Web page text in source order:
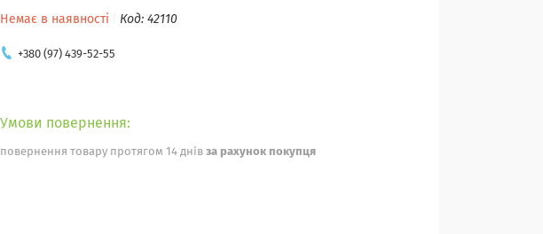
Немає в наявності Код: 42110
+380 (97) 439-52-55
повернення товару протягом 14 днів за рахунок покупця